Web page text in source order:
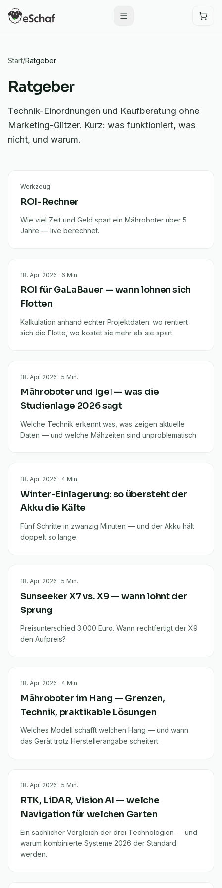
Start/Ratgeber
Ratgeber
Technik-Einordnungen und Kaufberatung ohne
Marketing-Glitzer. Kurz: was funktioniert, was
nicht, und warum.
Werkzeug
ROI-Rechner
Wie viel Zeit und Geld spart ein Mähroboter über 5
Jahre — live berechnet.
18. Apr. 2026 · 6 Min.
ROI für GaLaBauer — wann lohnen sich
Flotten
Kalkulation anhand echter Projektdaten: wo rentiert
sich die Flotte, wo kostet sie mehr als sie spart.
18. Apr. 2026 · 5 Min.
Mähroboter und Igel — was die
Studienlage 2026 sagt
Welche Technik erkennt was, was zeigen aktuelle
Daten — und welche Mähzeiten sind unproblematisch.
18. Apr. 2026 · 4 Min.
Winter-Einlagerung: so übersteht der
Akku die Kälte
Fünf Schritte in zwanzig Minuten — und der Akku hält
doppelt so lange.
18. Apr. 2026 · 5 Min.
Sunseeker X7 vs. X9 — wann lohnt der
Sprung
Preisunterschied 3.000 Euro. Wann rechtfertigt der X9
den Aufpreis?
18. Apr. 2026 · 4 Min.
Mähroboter im Hang — Grenzen,
Technik, praktikable Lösungen
Welches Modell schafft welchen Hang — und wann
das Gerät trotz Herstellerangabe scheitert.
18. Apr. 2026 · 5 Min.
RTK, LiDAR, Vision AI — welche
Navigation für welchen Garten
Ein sachlicher Vergleich der drei Technologien — und
warum kombinierte Systeme 2026 der Standard
werden.